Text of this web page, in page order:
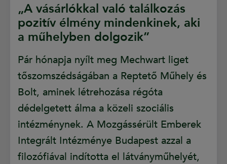
„A vásárlókkal való találkozás
pozitív élmény mindenkinek, aki
a műhelyben dolgozik”
Pár hónapja nyílt meg Mechwart liget
tőszomszédságában a Reptető Műhely és
Bolt, aminek létrehozása régóta
dédelgetett álma a közeli szociális
intézménynek. A Mozgássérült Emberek
Integrált Intézménye Budapest azzal a
filozófiával indította el látványműhelyét,